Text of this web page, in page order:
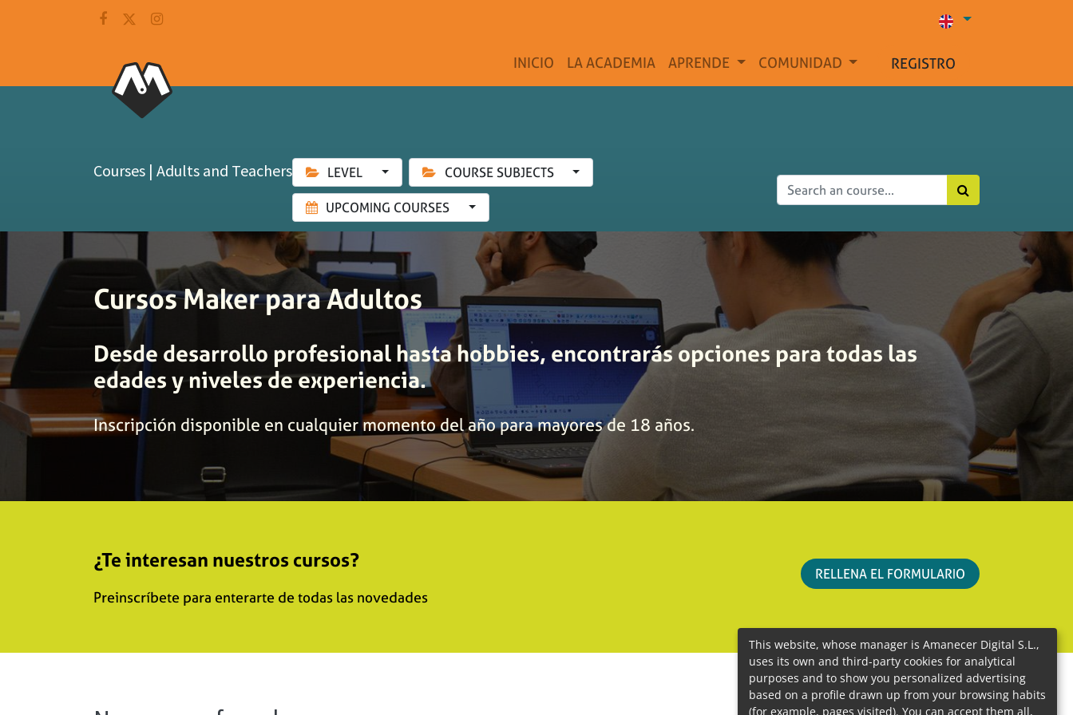
INICIO LA ACADEMIA APRENDE COMUNIDAD REGISTRO
Courses | Adults and Teachers LEVEL
COURSE SUBJECTS
UPCOMING COURSES
Cursos Maker para Adultos
Desde desarrollo profesional hasta hobbies, encontrarás opciones para todas las
edades y niveles de experiencia.
Inscripción disponible en cualquier momento del año para mayores de 18 años.
¿Te interesan nuestros cursos?
Preinscríbete para enterarte de todas las novedades
RELLENA EL FORMULARIO
This website, whose manager is Amanecer Digital S.L.,
uses its own and third-party cookies for analytical
purposes and to show you personalized advertising
based on a profile drawn up from your browsing habits
(for example, pages visited). You can accept them all,